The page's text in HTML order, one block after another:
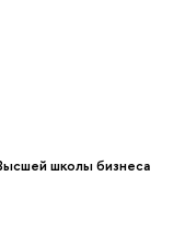
школы бизнеса